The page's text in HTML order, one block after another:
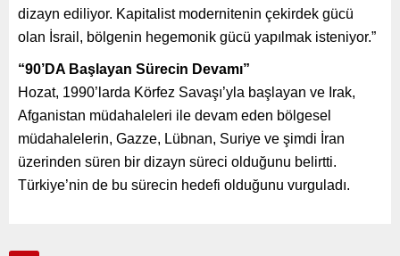
dizayn ediliyor. Kapitalist modernitenin çekirdek gücü
olan İsrail, bölgenin hegemonik gücü yapılmak isteniyor.”
“90’DA Başlayan Sürecin Devamı”
Hozat, 1990’larda Körfez Savaşı’yla başlayan ve Irak,
Afganistan müdahaleleri ile devam eden bölgesel
müdahalelerin, Gazze, Lübnan, Suriye ve şimdi İran
üzerinden süren bir dizayn süreci olduğunu belirtti.
Türkiye’nin de bu sürecin hedefi olduğunu vurguladı.